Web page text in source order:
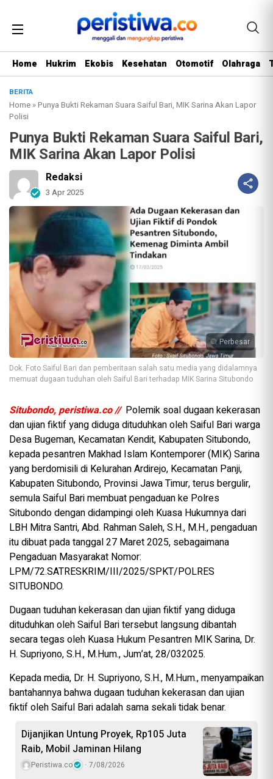
Home Hukrim Ekobis Kesehatan Otomotif Olahraga
BERITA
Home »Punya Bukti Rekaman Suara Saiful Bari, MIK Sarina Akan Lapor
Polisi
Punya Bukti Rekaman Suara Saiful Bari,
MIK Sarina Akan Lapor Polisi
Redaksi
3 Apr 2025
Perbesar
Dok. Foto Saiful Bari dan pemberitaan salah satu media yang didalamnya
memuat dugaan tuduhan oleh Saiful Bari terhadap MIK Sarina Situbondo
Situbondo, peristiwa.co //Polemik soal dugaan kekerasan
dan ujian fiktif yang diduga dituduhkan oleh Saiful Bari warga
Desa Bugeman, Kecamatan Kendit, Kabupaten Situbondo,
kepada pesantren Makhad Islam Kontemporer (MIK) Sarina
yang berdomisili di Kelurahan Ardirejo, Kecamatan Panji,
Kabupaten Situbondo, Provinsi Jawa Timur, terus bergulir,
semula Saiful Bari membuat pengaduan ke Polres
Situbondo dengan didampingi oleh Kuasa Hukumnya dari
LBH Mitra Santri, Abd. Rahman Saleh, S.H., M.H., pengaduan
itu dibuat pada tanggal 27 Maret 2025, sebagaimana
Pengaduan Masyarakat Nomor:
LPM/72.SATRESKRIM/III/2025/SPKT/POLRES
SITUBONDO.
Dugaan tuduhan kekerasan dan ujian fiktif yang diduga
dituduhkan oleh Saiful Bari tersebut langsung dibantah
secara tegas oleh Kuasa Hukum Pesantren MIK Sarina, Dr.
H. Supriyono, S.H., M.Hum., Jum’at, 28/032025.
Kepada media, Dr. H. Supriyono, S.H., M.Hum., menyampaikan
bantahannya bahwa dugaan tuduhan kekerasan dan ujian
fiktif oleh Saiful Bari adalah sama sekali tidak benar.
Dijanjikan Untung Proyek, Rp105 Juta
Raib, Mobil Jaminan Hilang
Peristiwa.co 7/08/2026